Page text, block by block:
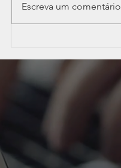
Escreva um comentário